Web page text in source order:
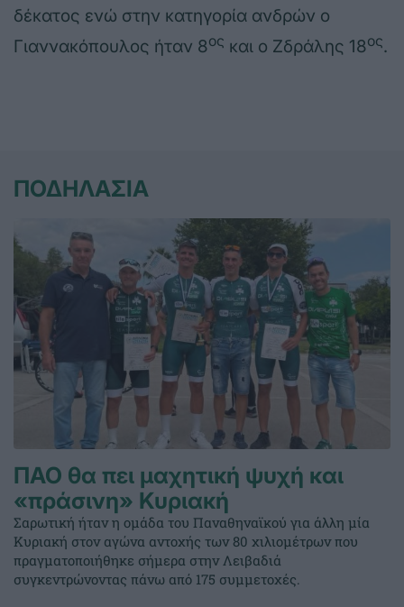
δέκατος ενώ στην κατηγορία ανδρών ο
Γιαννακόπουλος ήταν 8ος και ο Ζδράλης 18ος.
ΠΟΔΗΛΑΣΙΑ
ΠΑΟ θα πει μαχητική ψυχή και
«πράσινη» Κυριακή
Σαρωτική ήταν η ομάδα του Παναθηναϊκού για άλλη μία
Κυριακή στον αγώνα αντοχής των 80 χιλιομέτρων που
πραγματοποιήθηκε σήμερα στην Λειβαδιά
συγκεντρώνοντας πάνω από 175 συμμετοχές.